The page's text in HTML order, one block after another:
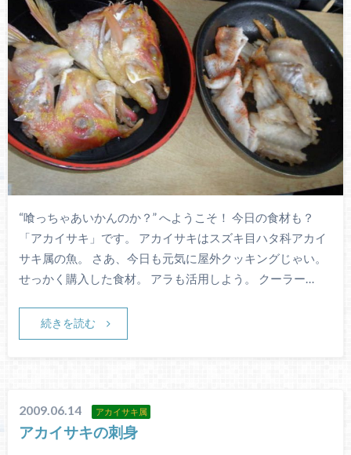
“喰っちゃあいかんのか？” へようこそ！ 今日の食材も？
「アカイサキ」です。 アカイサキはスズキ目ハタ科アカイ
サキ属の魚。 さあ、今日も元気に屋外クッキングじゃい。
せっかく購入した食材。 アラも活用しよう。 クーラー…
続きを読む
2009.06.14 アカイサキ属
アカイサキの刺身